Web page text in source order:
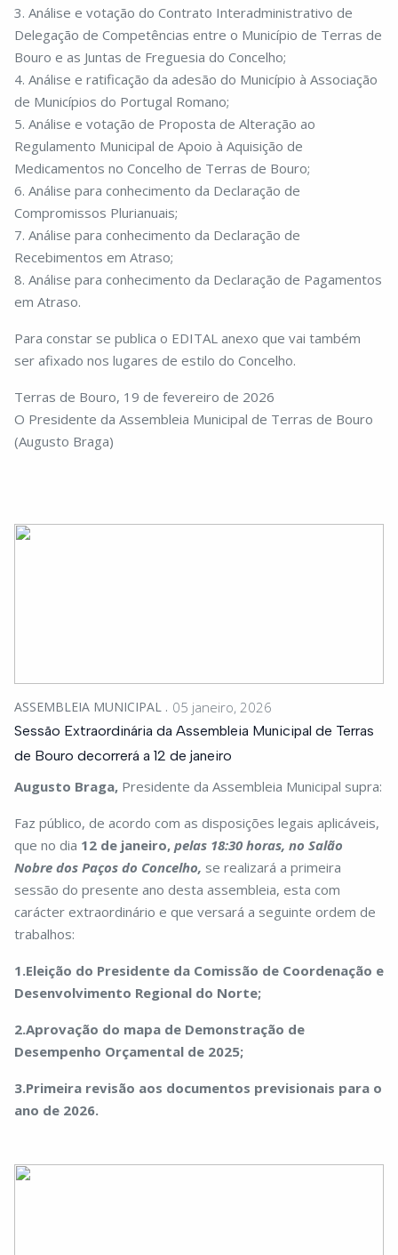
3. Análise e votação do Contrato Interadministrativo de
Delegação de Competências entre o Município de Terras de
Bouro e as Juntas de Freguesia do Concelho;
4. Análise e ratificação da adesão do Município à Associação
de Municípios do Portugal Romano;
5. Análise e votação de Proposta de Alteração ao
Regulamento Municipal de Apoio à Aquisição de
Medicamentos no Concelho de Terras de Bouro;
6. Análise para conhecimento da Declaração de
Compromissos Plurianuais;
7. Análise para conhecimento da Declaração de
Recebimentos em Atraso;
8. Análise para conhecimento da Declaração de Pagamentos
em Atraso.
Para constar se publica o EDITAL anexo que vai também
ser afixado nos lugares de estilo do Concelho.
Terras de Bouro, 19 de fevereiro de 2026
O Presidente da Assembleia Municipal de Terras de Bouro
(Augusto Braga)
ASSEMBLEIA MUNICIPAL 05 janeiro, 2026
Sessão Extraordinária da Assembleia Municipal de Terras
de Bouro decorrerá a 12 de janeiro
Augusto Braga, Presidente da Assembleia Municipal supra:
Faz público, de acordo com as disposições legais aplicáveis,
que no dia 12 de janeiro, pelas 18:30 horas, no Salão
Nobre dos Paços do Concelho, se realizará a primeira
sessão do presente ano desta assembleia, esta com
carácter extraordinário e que versará a seguinte ordem de
trabalhos:
1.Eleição do Presidente da Comissão de Coordenação e
Desenvolvimento Regional do Norte;
2.Aprovação do mapa de Demonstração de
Desempenho Orçamental de 2025;
3.Primeira revisão aos documentos previsionais para o
ano de 2026.